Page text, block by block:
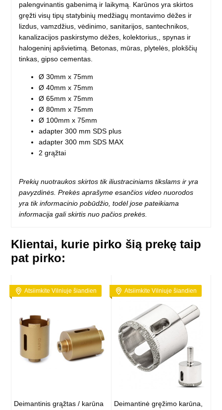
palengvinantis gabenimą ir laikymą. Karūnos yra skirtos
gręžti visų tipų statybinių medžiagų montavimo dėžes ir
lizdus, ​​vamzdžius, vėdinimo, sanitarijos, santechnikos,
kanalizacijos paskirstymo dėžes, kolektorius,, spynas ir
halogeninį apšvietimą. Betonas, mūras, plytelės, plokščių
tinkas, gipso cementas.
Ø 30mm x 75mm
Ø 40mm x 75mm
Ø 65mm x 75mm
Ø 80mm x 75mm
Ø 100mm x 75mm
adapter 300 mm SDS plus
adapter 300 mm SDS MAX
2 grąžtai
Prekių nuotraukos skirtos tik iliustraciniams tikslams ir yra
pavyzdinės. Prekės aprašyme esančios video nuorodos
yra tik informacinio pobūdžio, todėl jose pateikiama
informacija gali skirtis nuo pačios prekės.
Klientai, kurie pirko šią prekę taip
pat pirko:
Atsiimkite Vilniuje šiandien
Deimantinis grąžtas / karūna
Atsiimkite Vilniuje šiandien
Deimantinė gręžimo karūna,